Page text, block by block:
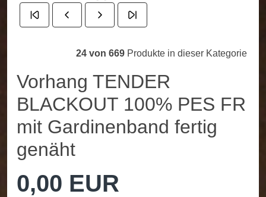
24 von 669 Produkte in dieser Kategorie
Vorhang TENDER
BLACKOUT 100% PES FR
mit Gardinenband fertig
genäht
0,00 EUR